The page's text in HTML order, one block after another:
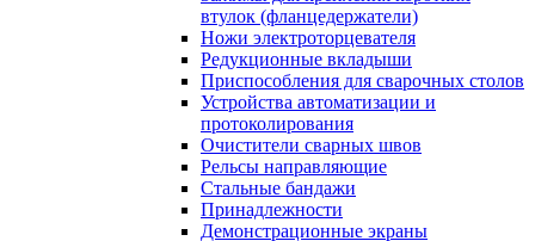
втулок (фланцедержатели)
Ножи электроторцевателя
Редукционные вкладыши
Приспособления для сварочных столов
Устройства автоматизации и
протоколирования
Очистители сварных швов
Рельсы направляющие
Стальные бандажи
Принадлежности
Демонстрационные экраны